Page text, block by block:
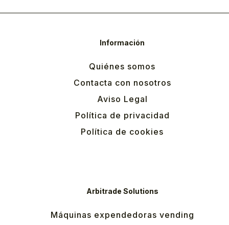
Información
Quiénes somos
Contacta con nosotros
Aviso Legal
Política de privacidad
Política de cookies
Arbitrade Solutions
Máquinas expendedoras vending